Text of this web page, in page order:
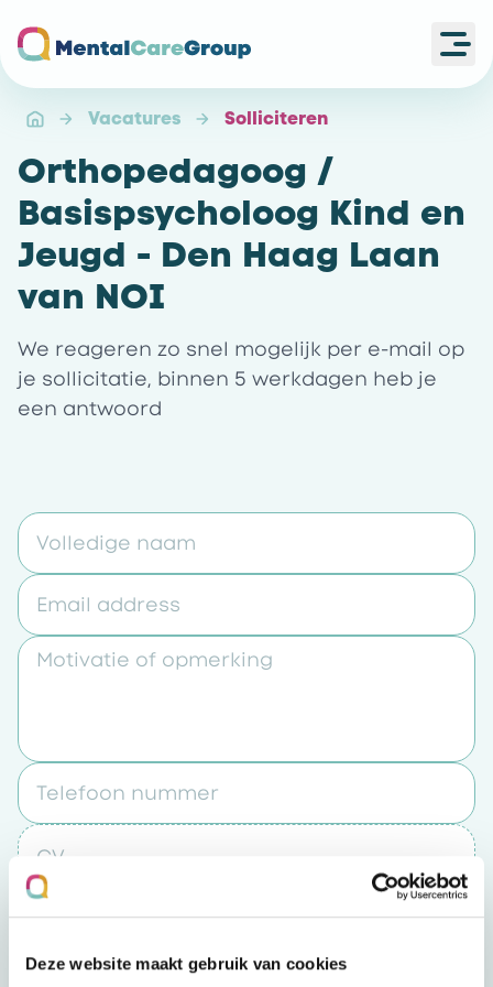
Deze website maakt gebruik van cookies
Vacatures Solliciteren
Orthopedagoog /
Basispsycholoog Kind en
Jeugd - Den Haag Laan
van NOI
We reageren zo snel mogelijk per e-mail op
je sollicitatie, binnen 5 werkdagen heb je
een antwoord
Volledige naam
Email address
Motivatie of opmerking
Telefoon nummer
CV